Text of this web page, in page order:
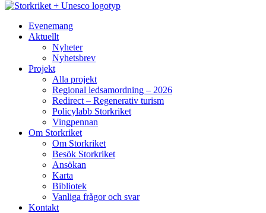
Evenemang
Aktuellt
Nyheter
Nyhetsbrev
Projekt
Alla projekt
Regional ledsamordning – 2026
Redirect – Regenerativ turism
Policylabb Storkriket
Vingpennan
Om Storkriket
Om Storkriket
Besök Storkriket
Ansökan
Karta
Bibliotek
Vanliga frågor och svar
Kontakt